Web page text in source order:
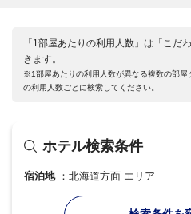
「1部屋あたりの利用人数」は「こだ
きます。
※1部屋あたりの利用人数が異なる複数の部屋
の利用人数ごとに検索してください。
ホテル検索条件
宿泊地 北海道方面 エリア